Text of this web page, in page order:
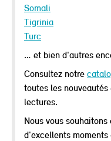
Somali
Tigrinia
Turc
… et bien d'autres
Consultez notre
toutes les
lectures.
Nous vous
d'excellents moments